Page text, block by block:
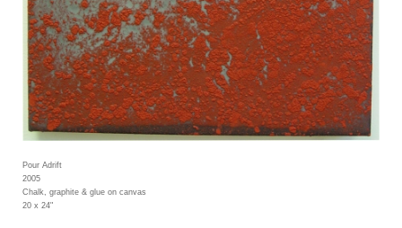
Pour Adrift
2005
Chalk, graphite & glue on canvas
20 x 24"